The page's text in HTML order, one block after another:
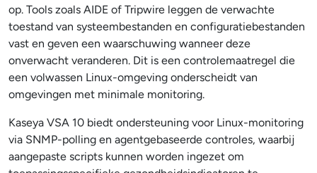
op. Tools zoals AIDE of Tripwire leggen de verwachte
toestand van systeembestanden en configuratiebestanden
vast en geven een waarschuwing wanneer deze
onverwacht veranderen. Dit is een controlemaatregel die
een volwassen Linux-omgeving onderscheidt van
omgevingen met minimale monitoring.
Kaseya VSA 10 biedt ondersteuning voor Linux-monitoring
via SNMP-polling en agentgebaseerde controles, waarbij
aangepaste scripts kunnen worden ingezet om